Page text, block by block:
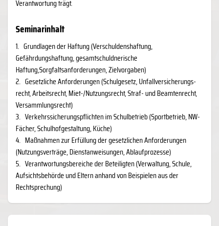
Verantwortung trägt.
Seminarinhalt
1. Grundlagen der Haftung (Verschuldenshaftung,
Gefährdungshaftung, gesamtschuldnerische
Haftung,Sorgfaltsanforderungen, Zielvorgaben)
2. Gesetzliche Anforderungen (Schulgesetz, Unfallversicherungs-
recht, Arbeitsrecht, Miet-/Nutzungsrecht, Straf- und Beamtenrecht,
Versammlungsrecht)
3. Verkehrssicherungspflichten im Schulbetrieb (Sportbetrieb, NW-
Fächer, Schulhofgestaltung, Küche)
4. Maßnahmen zur Erfüllung der gesetzlichen Anforderungen
(Nutzungsverträge, Dienstanweisungen, Ablaufprozesse)
5. Verantwortungsbereiche der Beteiligten (Verwaltung, Schule,
Aufsichtsbehörde und Eltern anhand von Beispielen aus der
Rechtsprechung)